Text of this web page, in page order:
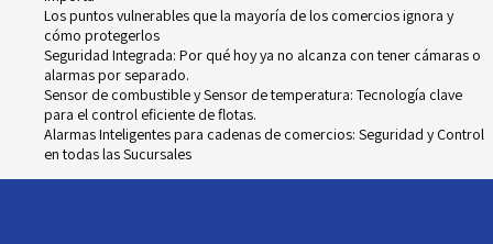
Los puntos vulnerables que la mayoría de los comercios ignora y
cómo protegerlos
Seguridad Integrada: Por qué hoy ya no alcanza con tener cámaras o
alarmas por separado.
Sensor de combustible y Sensor de temperatura: Tecnología clave
para el control eficiente de flotas.
Alarmas Inteligentes para cadenas de comercios: Seguridad y Control
en todas las Sucursales